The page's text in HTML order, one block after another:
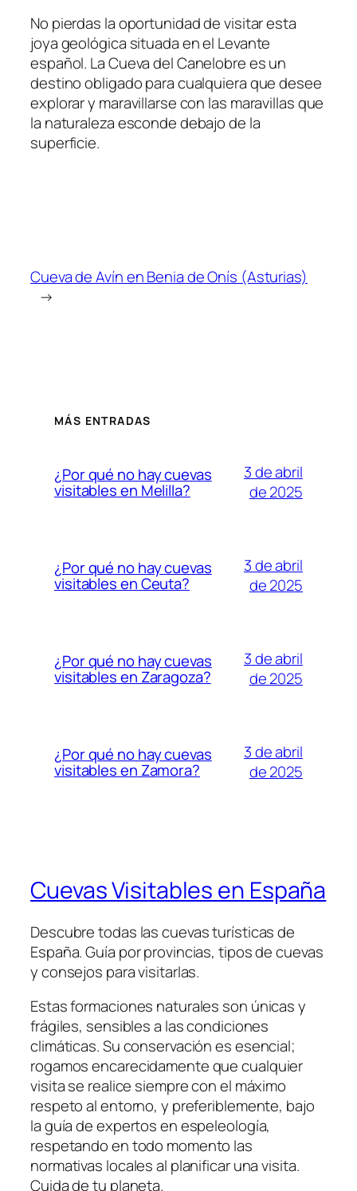
No pierdas la oportunidad de visitar esta
joya geológica situada en el Levante
español. La Cueva del Canelobre es un
destino obligado para cualquiera que desee
explorar y maravillarse con las maravillas que
la naturaleza esconde debajo de la
superficie.
Cueva de Avín en Benia de Onís (Asturias)
→
MÁS ENTRADAS
¿Por qué no hay cuevas
visitables en Melilla?
3 de abril
de 2025
¿Por qué no hay cuevas
visitables en Ceuta?
3 de abril
de 2025
¿Por qué no hay cuevas
visitables en Zaragoza?
3 de abril
de 2025
¿Por qué no hay cuevas
visitables en Zamora?
3 de abril
de 2025
Cuevas Visitables en España
Descubre todas las cuevas turísticas de
España. Guía por provincias, tipos de cuevas
y consejos para visitarlas.
Estas formaciones naturales son únicas y
frágiles, sensibles a las condiciones
climáticas. Su conservación es esencial;
rogamos encarecidamente que cualquier
visita se realice siempre con el máximo
respeto al entorno, y preferiblemente, bajo
la guía de expertos en espeleología,
respetando en todo momento las
normativas locales al planificar una visita.
Cuida de tu planeta.​